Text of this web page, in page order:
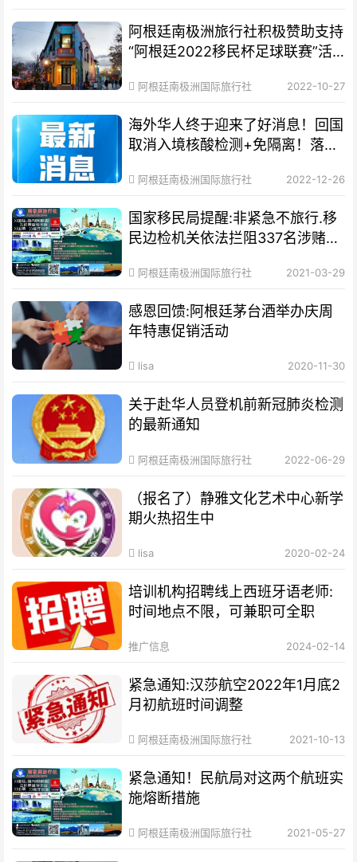
阿根廷南极洲旅行社积极赞助支持
“阿根廷2022移民杯足球联赛”活
阿根廷南极洲国际旅行社 2022-10-27
海外华人终于迎来了好消息！回国
取消入境核酸检测+免隔离！落地
阿根廷南极洲国际旅行社 2022-12-26
国家移民局提醒:非紧急不旅行.移
民边检机关依法拦阻337名涉赌涉
阿根廷南极洲国际旅行社 2021-03-29
感恩回馈:阿根廷茅台酒举办庆周
年特惠促销活动
lisa 2020-11-30
关于赴华人员登机前新冠肺炎检测
的最新通知
阿根廷南极洲国际旅行社 2022-06-29
（报名了）静雅文化艺术中心新学
期火热招生中
lisa 2020-02-24
培训机构招聘线上西班牙语老师:
时间地点不限，可兼职可全职
推广信息 2024-02-14
紧急通知:汉莎航空2022年1月底2
月初航班时间调整
阿根廷南极洲国际旅行社 2021-10-13
紧急通知！民航局对这两个航班实
施熔断措施
阿根廷南极洲国际旅行社 2021-05-27